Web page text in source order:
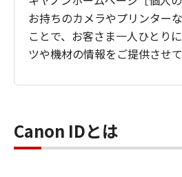
お持ちのカメラやプリンター
ことで、お客さま一人ひとり
ツや機材の情報をご提供させて
Canon IDとは